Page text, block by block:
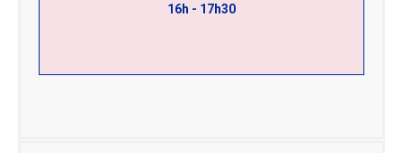
16h - 17h30
« Lombalgie et périnée » Aurélie Blaugy